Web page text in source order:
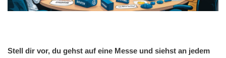
Stell dir vor, du gehst auf eine Messe und siehst an jedem